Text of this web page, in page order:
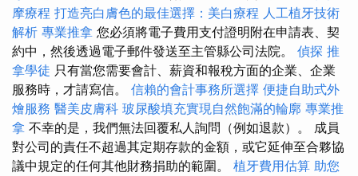
摩療程 打造亮白膚色的最佳選擇：美白療程 人工植牙技術
解析 專業推拿 您必須將電子費用支付證明附在申請表、契
約中，然後透過電子郵件發送至主管縣公司法院。 偵探 推
拿學徒 只有當您需要會計、薪資和報稅方面的企業、企業
服務時，才請寫信。 信賴的會計事務所選擇 便捷自助式外
燴服務 醫美皮膚科 玻尿酸填充實現自然飽滿的輪廓 專業推
拿 不幸的是，我們無法回覆私人詢問（例如退款）。 成員
對公司的責任不超過其定期存款的金額，或它延伸至合夥協
議中規定的任何其他財務捐助的範圍。 植牙費用估算 助您